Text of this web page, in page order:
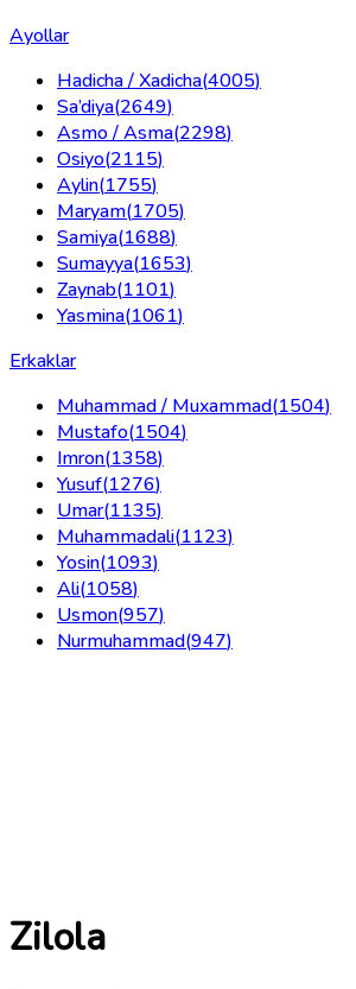
Ayollar
Hadicha / Xadicha(4005)
Sa’diya(2649)
Asmo / Asma(2298)
Osiyo(2115)
Aylin(1755)
Maryam(1705)
Samiya(1688)
Sumayya(1653)
Zaynab(1101)
Yasmina(1061)
Erkaklar
Muhammad / Muxammad(1504)
Mustafo(1504)
Imron(1358)
Yusuf(1276)
Umar(1135)
Muhammadali(1123)
Yosin(1093)
Ali(1058)
Usmon(957)
Nurmuhammad(947)
Zilola